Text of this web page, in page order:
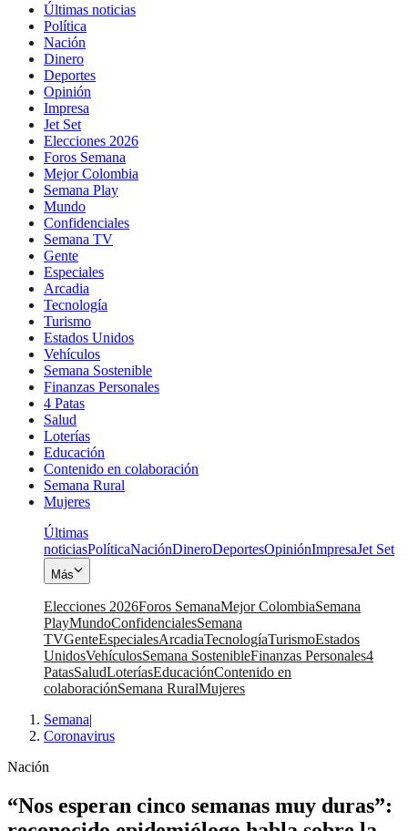
Últimas noticias
Política
Nación
Dinero
Deportes
Opinión
Impresa
Jet Set
Elecciones 2026
Foros Semana
Mejor Colombia
Semana Play
Mundo
Confidenciales
Semana TV
Gente
Especiales
Arcadia
Tecnología
Turismo
Estados Unidos
Vehículos
Semana Sostenible
Finanzas Personales
4 Patas
Salud
Loterías
Educación
Contenido en colaboración
Semana Rural
Mujeres
Últimas
noticiasPolíticaNaciónDineroDeportesOpiniónImpresaJet Set
Más
Elecciones 2026Foros SemanaMejor ColombiaSemana
PlayMundoConfidencialesSemana
TVGenteEspecialesArcadiaTecnologíaTurismoEstados
UnidosVehículosSemana SostenibleFinanzas Personales4
PatasSaludLoteríasEducaciónContenido en
colaboraciónSemana RuralMujeres
Semana|
Coronavirus
Nación
“Nos esperan cinco semanas muy duras”: